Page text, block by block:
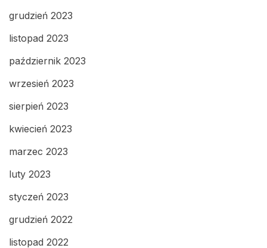
grudzień 2023
listopad 2023
październik 2023
wrzesień 2023
sierpień 2023
kwiecień 2023
marzec 2023
luty 2023
styczeń 2023
grudzień 2022
listopad 2022